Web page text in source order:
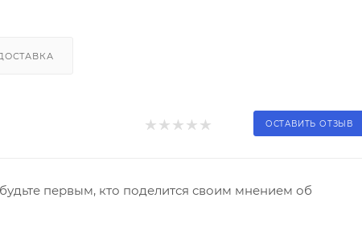
ОСТАВИТЬ ОТЗЫВ
первым, кто поделится своим мнением об